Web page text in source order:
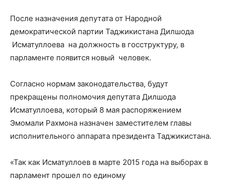
После назначения депутата от Народной
демократической партии Таджикистана Дилшода
Исматуллоева на должность в госструктуру, в
парламенте появится новый человек.
Согласно нормам законодательства, будут
прекращены полномочия депутата Дилшода
Исматуллоева, который 8 мая распоряжением
Эмомали Рахмона назначен заместителем главы
исполнительного аппарата президента Таджикистана.
«Так как Исматуллоев в марте 2015 года на выборах в
парламент прошел по единому